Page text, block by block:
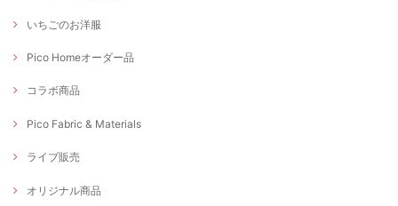
いちごのお洋服
Pico Homeオーダー品
コラボ商品
Pico Fabric & Materials
ライブ販売
オリジナル商品